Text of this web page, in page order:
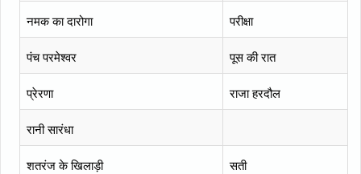
नमक का दारोगा परीक्षा
पंच परमेश्वर पूस की रात
प्रेरणा राजा हरदौल
रानी सारंधा
शतरंज के खिलाड़ी सती